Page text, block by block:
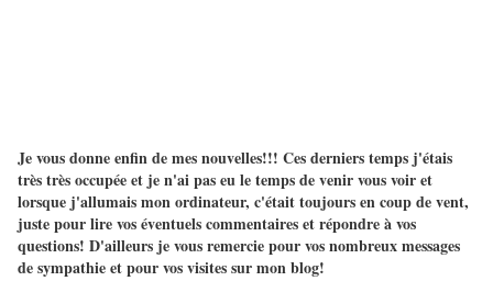
Je vous donne enfin de mes nouvelles!!! Ces derniers temps j'étais
très très occupée et je n'ai pas eu le temps de venir vous voir et
lorsque j'allumais mon ordinateur, c'était toujours en coup de vent,
juste pour lire vos éventuels commentaires et répondre à vos
questions! D'ailleurs je vous remercie pour vos nombreux messages
de sympathie et pour vos visites sur mon blog!